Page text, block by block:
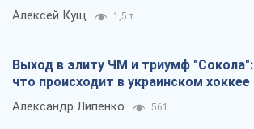
Алексей Кущ 1,5 т.
Выход в элиту ЧМ и триумф "Сокола":
что происходит в украинском хоккее
Александр Липенко 561